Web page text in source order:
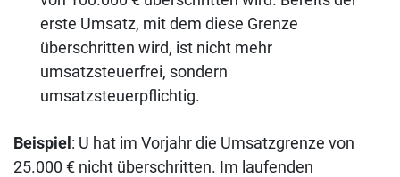
erste Umsatz, mit dem diese Grenze
überschritten wird, ist nicht mehr
umsatzsteuerfrei, sondern
umsatzsteuerpflichtig.
Beispiel : U hat im Vorjahr die Umsatzgrenze von
25.000 € nicht überschritten. Im laufenden